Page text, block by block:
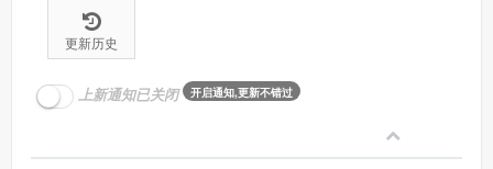
更新历史
上新通知已关闭 开启通知,更新不错过